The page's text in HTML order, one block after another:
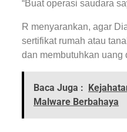
“Buat operasi saudara
R menyarankan, agar
sertifikat rumah atau
dan membutuhkan uang
Baca Juga :
Malware Berbahaya